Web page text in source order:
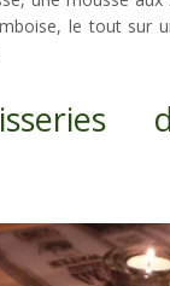
le tout sur